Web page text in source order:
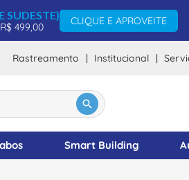
SUDESTE)
499,00
CLIQUE E APROVEITE
Rastreamento Institucional
Smart Building